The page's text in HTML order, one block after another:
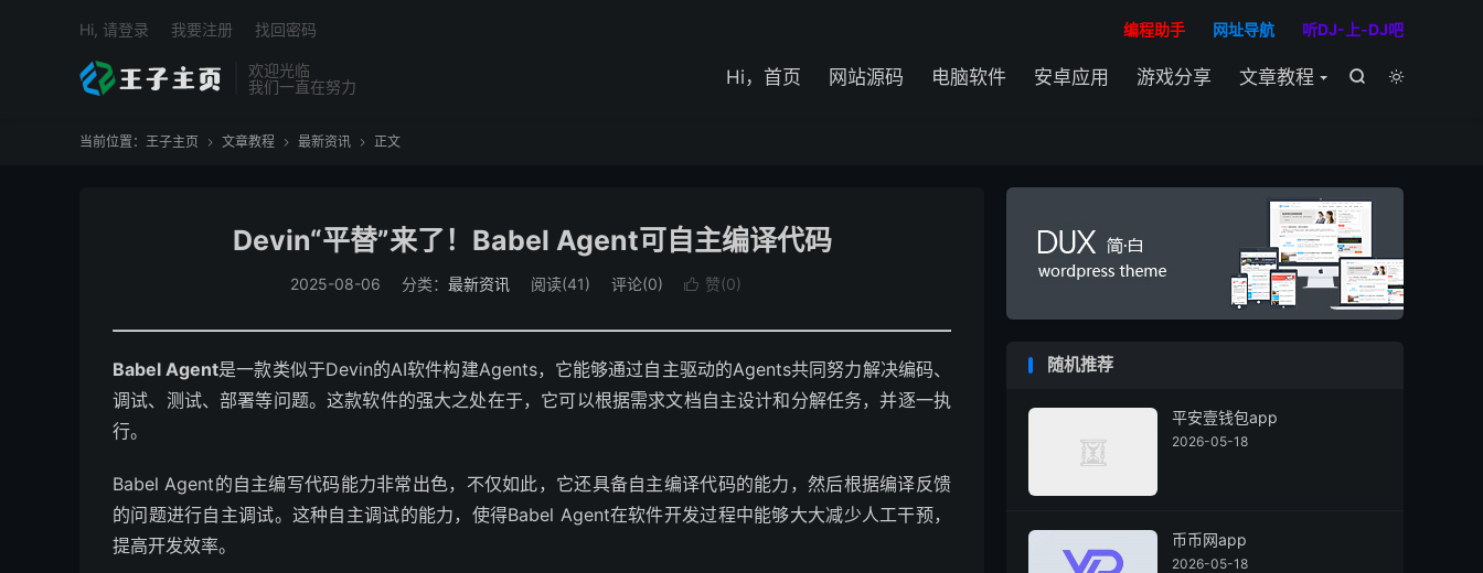
欢迎光临
我们一直在努力


Hi，首页 网站源码 电脑软件 安卓应用 游戏分享 文章教程
编程助手 网址导航 听DJ-上-DJ吧
Hi, 请登录 我要注册 找回密码
当前位置： 王子主页  文章教程  最新资讯  正文
Devin“平替”来了！Babel Agent可自主编译代码
2025-08-06 分类： 最新资讯 阅读(41) 评论(0)  赞(0)
Babel Agent是一款类似于Devin的AI软件构建Agents，它能够通过自主驱动的Agents共同努力解决编码、
调试、测试、部署等问题。这款软件的强大之处在于，它可以根据需求文档自主设计和分解任务，并逐一执
行。
Babel Agent的自主编写代码能力非常出色，不仅如此，它还具备自主编译代码的能力，然后根据编译反馈
的问题进行自主调试。这种自主调试的能力，使得Babel Agent在软件开发过程中能够大大减少人工干预，
提高开发效率。
随机推荐
平安壹钱包app
2026-05-18
币币网app
2026-05-18